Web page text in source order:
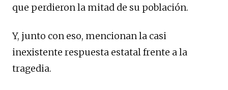
que perdieron la mitad de su población.
Y, junto con eso, mencionan la casi
inexistente respuesta estatal frente a la
tragedia.